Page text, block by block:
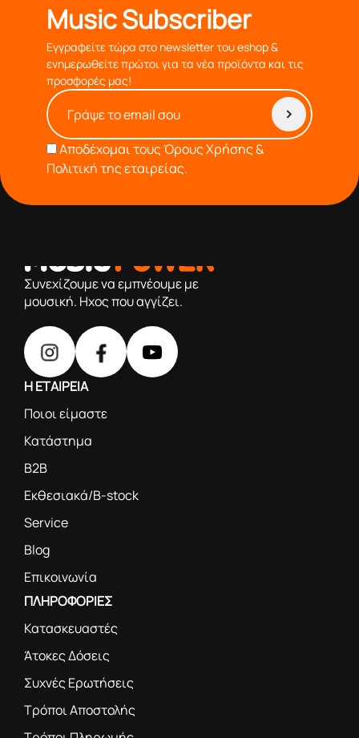
Music Subscriber
Εγγραφείτε τώρα στο newsletter του eshop &
ενημερωθείτε πρώτοι για τα νέα προϊόντα και τις
προσφορές μας!
Αποδέχομαι τουςΌρους Χρήσης &
Πολιτική της εταιρείας.
Συνεχίζουμε να εμπνέουμε με
μουσική. Ηχος που αγγίζει.
Η ΕΤΑΙΡΕΙΑ
Ποιοι είμαστε
Κατάστημα
B2B
Εκθεσιακά/B-stock
Service
Blog
Επικοινωνία
ΠΛΗΡΟΦΟΡΙΕΣ
Κατασκευαστές
Άτοκες Δόσεις
Συχνές Ερωτήσεις
Τρόποι Αποστολής